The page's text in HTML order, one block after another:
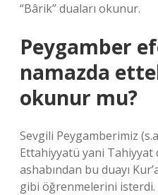
“Bârik” duaları okunur.
Peygamber
namazda
okunur mu?
Sevgili Peygamberimiz
Ettahiyyatü yani Tahiyyat
ashabından bu duayı
gibi öğrenmelerini isterdi.